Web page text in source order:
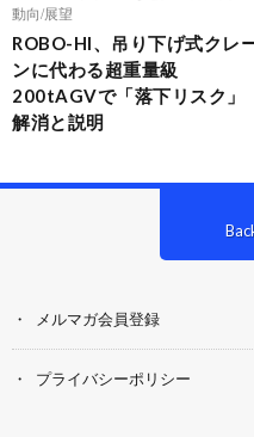
動向/展望
ROBO-HI、吊り下げ式クレ
ンに代わる超重量級
200tAGVで「落下リスク」
解消と説明
メルマガ会員登録
プライバシーポリシー